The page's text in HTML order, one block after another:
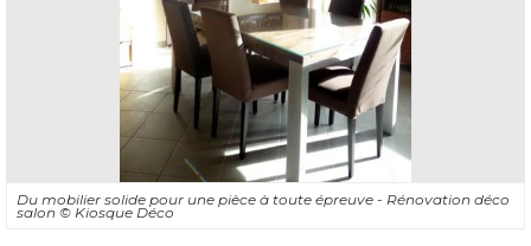
Du mobilier solide pour une pièce à toute épreuve - Rénovation déco
salon © Kiosque Déco